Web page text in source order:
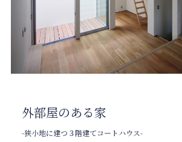
外部屋のある家
-狭小地に建つ３階建てコートハウス-